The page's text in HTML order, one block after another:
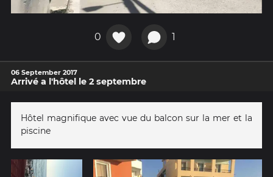
0 1
06 September 2017
Arrivé a l'hôtel le 2 septembre
Hôtel magnifique avec vue du balcon sur la mer et la
piscine